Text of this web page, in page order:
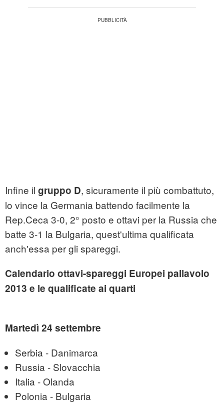
Infine il gruppo D, sicuramente il più combattuto,
lo vince la Germania battendo facilmente la
Rep.Ceca 3-0, 2° posto e ottavi per la Russia che
batte 3-1 la Bulgaria, quest'ultima qualificata
anch'essa per gli spareggi.
Calendario ottavi-spareggi Europei pallavolo
2013 e le qualificate ai quarti
Martedì 24 settembre
Serbia - Danimarca
Russia - Slovacchia
Italia - Olanda
Polonia - Bulgaria